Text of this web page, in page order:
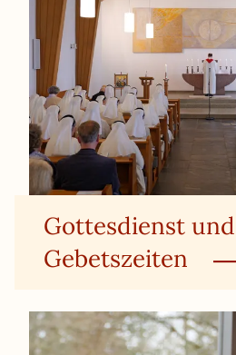
Gottesdienst und
Gebetszeiten